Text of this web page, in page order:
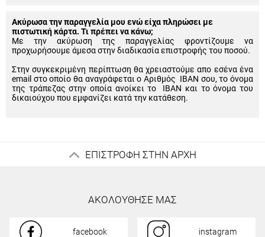
Ακύρωσα την παραγγελία μου ενώ είχα πληρώσει με
πιστωτική κάρτα. Τι πρέπει να κάνω;
Με την ακύρωση της παραγγελίας φροντίζουμε να
προχωρήσουμε άμεσα στην διαδικασία επιστροφής του ποσού.
Στην συγκεκριμένη περίπτωση θα χρειαστούμε απο εσένα ένα
email στο οποίο θα αναγράφεται ο Αριθμός IBAN σου, το όνομα
της τράπεζας στην οποία ανοίκει το IBAN και το όνομα του
δικαιούχου που εμφανίζει κατά την κατάθεση.
ΕΠΙΣΤΡΟΦΗ ΣΤΗΝ ΑΡΧΗ
ΑΚΟΛΟΥΘΗΣΕ ΜΑΣ
facebook instagram